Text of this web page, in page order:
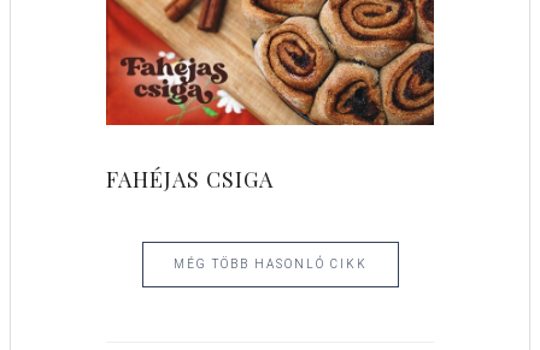
FAHÉJAS CSIGA
MÉG TÖBB HASONLÓ CIKK